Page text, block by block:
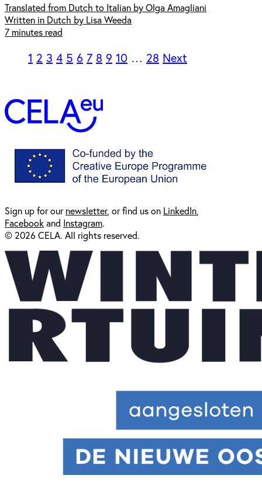
Translated from Dutch to Italian by Olga Amagliani
Written in Dutch by Lisa Weeda
7 minutes read
1 2 3 4 5 6 7 8 9 10 … 28 Next
Sign up for ournewsletter, or find us on LinkedIn
Facebookand Instagram.
© 2026 CELA. All rights reserved.